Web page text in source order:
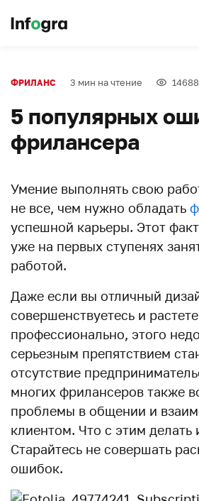
ФРИЛАНС 3 мин на чтение 14688
5 популярных
фрилансера
Умение выполнять свою
не все, чем нужно обладать
успешной карьеры. Этот
уже на первых ступенях
работой.
Даже если вы отличный
совершенствуетесь и растете
профессионально, этого
серьезным препятствием
отсутствие
многих фрилансеров также
проблемы в общении и
клиентом. Что с этим делать
Старайтесь не совершать
ошибок.